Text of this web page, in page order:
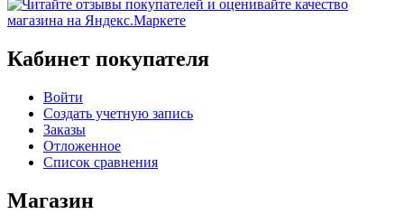
Кабинет покупателя
Войти
Создать учетную запись
Заказы
Отложенное
Список сравнения
Магазин